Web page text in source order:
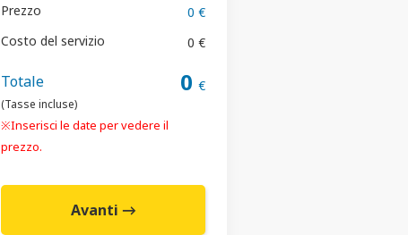
Prezzo
0 €
Costo del servizio
0 €
Totale
(Tasse incluse)
0€
※Inserisci le date per vedere il
prezzo.
Avanti →